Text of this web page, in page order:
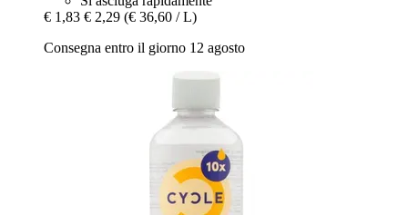
€ 1,83 € 2,29 (€ 36,60 / L)
Consegna entro il giorno 12 agosto